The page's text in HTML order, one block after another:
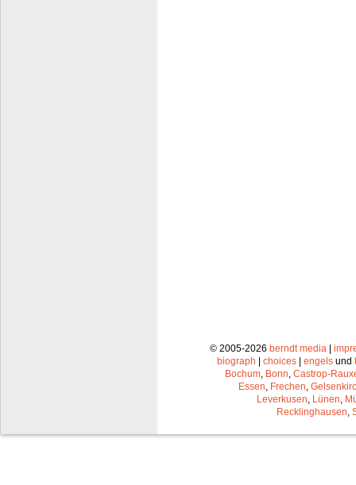
© 2005-2026 berndt media |
biograph | choices | engels und
Bochum Bonn Castrop-
Essen Frechen
Leverkusen Lünen
Recklinghausen